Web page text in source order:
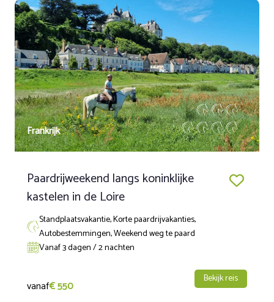
Het is ook mogelijk om het dit arrangement voor 2 nachten te
boeken, zie het weekend arrangement.
Frankrijk
Paardrijweekend langs koninklijke
kastelen in de Loire
Standplaatsvakantie, Korte paardrijvakanties,
Autobestemmingen, Weekend weg te paard
Vanaf 3 dagen / 2 nachten
vanaf€ 550 Bekijk reis